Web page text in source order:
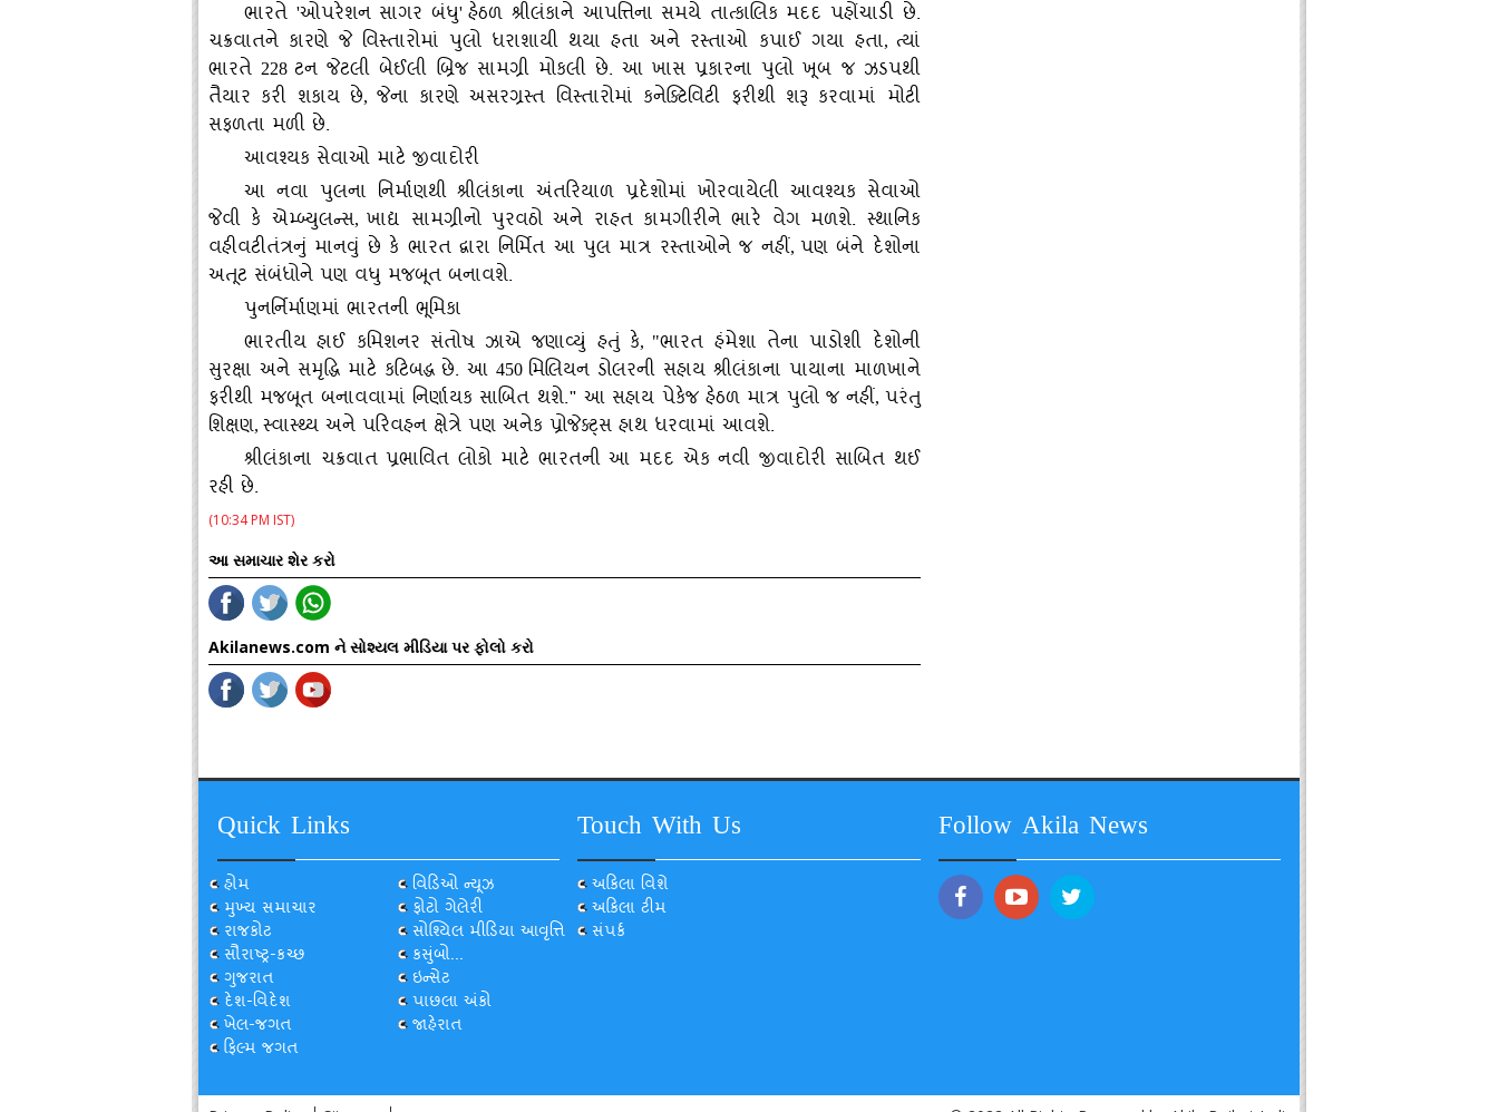
ભારતે 'ઓપરેશન સાગર બંધુ'હેઠળ શ્રીલંકાને આપત્તિના સમયે તાત્કાલિક મદદ પહોંચાડી છે.
ચક્રવાતને કારણે જે વિસ્તારોમાં પુલો ધરાશાયી થયા હતા અને રસ્તાઓ કપાઈ ગયા હતા, ત્યાં
ભારતે228ટન જેટલી બેઈલી બ્રિજ સામગ્રી મોકલી છે. આ ખાસ પ્રકારના પુલો ખૂબ જ ઝડપથી
તૈયાર કરી શકાય છે, જેના કારણે અસરગ્રસ્ત વિસ્તારોમાં કનેક્ટિવિટી ફરીથી શરૂ કરવામાં મોટી
સફળતા મળી છે.
આવશ્યક સેવાઓ માટે જીવાદોરી
આ નવા પુલના નિર્માણથી શ્રીલંકાના અંતરિયાળ પ્રદેશોમાં ખોરવાયેલી આવશ્યક સેવાઓ
જેવી કે એમ્બ્યુલન્સ,ખાદ્ય સામગ્રીનો પુરવઠો અને રાહત કામગીરીને ભારે વેગ મળશે. સ્થાનિક
વહીવટીતંત્રનું માનવું છે કે ભારત દ્વારા નિર્મિત આ પુલ માત્ર રસ્તાઓને જ નહીં, પણ બંને દેશોના
અતૂટ સંબંધોને પણ વધુ મજબૂત બનાવશે.
પુનર્નિર્માણમાં ભારતની ભૂમિકા
ભારતીય હાઈ કમિશનર સંતોષ ઝાએ જણાવ્યું હતું કે, "ભારત હંમેશા તેના પાડોશી દેશોની
સુરક્ષા અને સમૃદ્ધિ માટે કટિબદ્ધ છે. આ450 મિલિયન ડોલરની સહાય શ્રીલંકાના પાયાના માળખાને
ફરીથી મજબૂત બનાવવામાં નિર્ણાયક સાબિત થશે." આ સહાય પેકેજ હેઠળ માત્ર પુલો જ નહીં, પરંતુ
શિક્ષણ, સ્વાસ્થ્ય અને પરિવહન ક્ષેત્રે પણ અનેક પ્રોજેક્ટ્સ હાથ ધરવામાં આવશે.
શ્રીલંકાના ચક્રવાત પ્રભાવિત લોકો માટે ભારતની આ મદદ એક નવી જીવાદોરી સાબિત થઈ
રહી છે.
(10:34 PM IST)
આ સમાચાર શેર કરો
Akilanews.com ને સોશ્યલ મીડિયા પર ફોલો કરો
Quick Links
હોમ
મુખ્ય સમાચાર
રાજકોટ
સૌરાષ્ટ્ર-કચ્છ
ગુજરાત
દેશ-વિદેશ
ખેલ-જગત
ફિલ્મ જગત
વિડિઓ ન્યૂઝ
ફોટો ગેલેરી
સોશ્યિલ મીડિયા આવૃત્તિ
કસુંબો...
ઇન્સેટ
પાછલા અંકો
જાહેરાત
Touch With Us
અકિલા વિશે
અકિલા ટીમ
સંપર્ક
Follow Akila News